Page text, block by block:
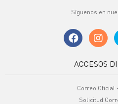
Síguenos en
ACCESOS
Correo Oficial
Solicitud